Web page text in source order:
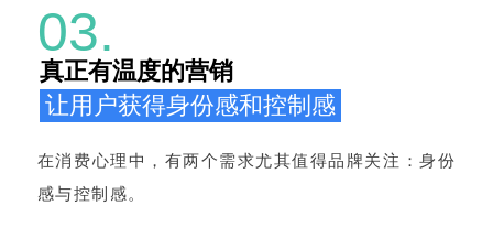
03.
真正有温度的营销
让用户获得身份感和控制感
在消费心理中，有两个需求尤其值得品牌关注：身份
感与控制感。